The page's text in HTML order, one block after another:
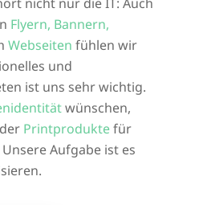
Flyern, Bannern,
Webseiten fühlen wir
und
ist uns sehr wichtig.
wünschen,
Printproduktefür
Aufgabe ist es